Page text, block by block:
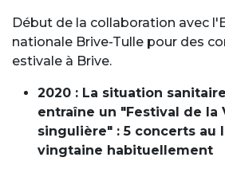
Début de la collaboration avec
nationale Brive-Tulle pour des
estivale à Brive.
2020 : La situation
entraîne un "Festival de la
singulière" : 5 concerts au
vingtaine habituellement